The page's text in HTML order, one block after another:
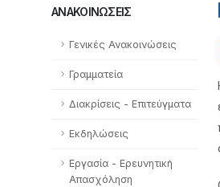
ΑΝΑΚΟΙΝΏΣΕΙΣ
Γενικές Ανακοινώσεις
Γραμματεία
Διακρίσεις - Επιτεύγματα
Εκδηλώσεις
Εργασία - Ερευνητική
Απασχόληση